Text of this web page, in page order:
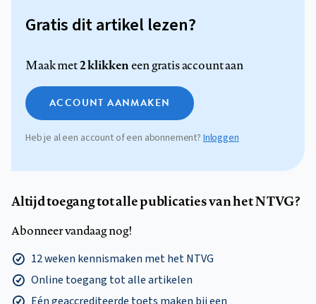
Gratis dit artikel lezen?
Maak met2 klikkeneen gratis account aan
ACCOUNT AANMAKEN
Heb je al een account of een abonnement? Inloggen
Altijd toegang tot alle publicaties van het NTVG?
Abonneer vandaag nog!
12 weken kennismaken met het NTVG
Online toegang tot alle artikelen
Eén geaccrediteerde toets maken bij een